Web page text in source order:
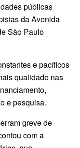
públicas
da Avenida
São Paulo
e pacíficos
qualidade nas
e pesquisa.
greve de
com a